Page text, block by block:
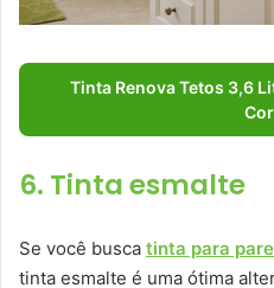
Tinta Renova Tetos 3,6
6. Tinta esmalte
Se você busca tinta para
tinta esmalte é uma ótima